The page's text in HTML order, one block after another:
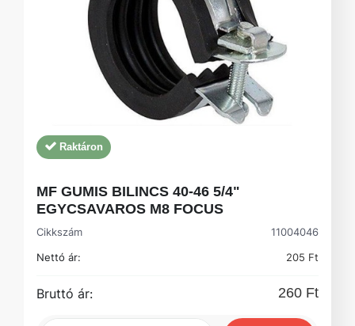
Raktáron
MF GUMIS BILINCS 40-46 5/4"
EGYCSAVAROS M8 FOCUS
Cikkszám
11004046
Nettó ár:
205 Ft
Bruttó ár: 260 Ft